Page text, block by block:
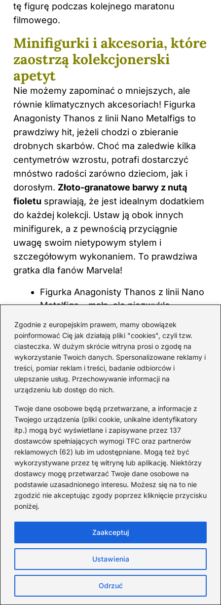
Zgodnie z europejskim prawem, mamy obowiązek
poinformować Cię jak działają pliki "cookies", czyli tzw.
ciasteczka. W dużym skrócie witryna prosi o zgodę na
wykorzystanie Twoich danych. Spersonalizowane reklamy i
treści, pomiar reklam i treści, badanie odbiorców i
ulepszanie usług. Przechowywanie informacji na
urządzeniu lub dostęp do nich.
Twoje dane osobowe będą przetwarzane, a informacje z
Twojego urządzenia (pliki cookie, unikalne identyfikatory
itp.) mogą być wyświetlane i zapisywane przez 137
dostawców spełniających wymogi TFC oraz partnerów
reklamowych (62) lub im udostępniane. Mogą też być
wykorzystywane przez tę witrynę lub aplikację. Niektórzy
dostawcy mogę przetwarzać Twoje dane osobowe na
podstawie uzasadnionego interesu. Możesz się na to nie
zgodzić nie akceptując zgody poprzez kliknięcie przycisku
poniżej.
Ustawienia
Odrzuć
Zaakceptuj
tę figurę podczas kolejnego maratonu
filmowego.
Minifigurki i akcesoria, które
zaostrzą kolekcjonerski
apetyt
Nie możemy zapominać o mniejszych, ale
równie klimatycznych akcesoriach! Figurka
Anagonisty Thanos z linii Nano Metalfigs to
prawdziwy hit, jeżeli chodzi o zbieranie
drobnych skarbów. Choć ma zaledwie kilka
centymetrów wzrostu, potrafi dostarczyć
mnóstwo radości zarówno dzieciom, jak i
dorosłym. Złoto-granatowe barwy z nutą
fioletu sprawiają, że jest idealnym dodatkiem
do każdej kolekcji. Ustaw ją obok innych
minifigurek, a z pewnością przyciągnie
uwagę swoim nietypowym stylem i
szczegółowym wykonaniem. To prawdziwa
gratka dla fanów Marvela!
Figurka Anagonisty Thanos z linii Nano
Metalfigs – mała, ale niezwykle
Minifigurki – świetne dla miłośników
drobnych akcesoriów.
Akcesoria do tematycznych kolekcji –
idealne uzupełnienie każdego zestawu.